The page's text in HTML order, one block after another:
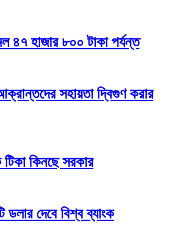
৪৭ হাজার ৮০০ টাকা পর্যন্ত
সহায়তা দ্বিগুণ করার
কিনছে সরকার
ডলার দেবে বিশ্ব ব্যাংক